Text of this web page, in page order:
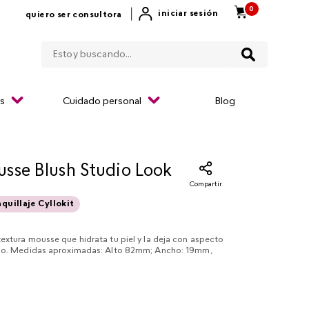
quiero ser consultora iniciar sesión
0
Cuidado personal Blog
Blush Studio Look
Compartir
Cyllokit
mousse que hidrata tu piel y la deja con aspecto
Medidas aproximadas: Alto 82mm; Ancho: 19mm,